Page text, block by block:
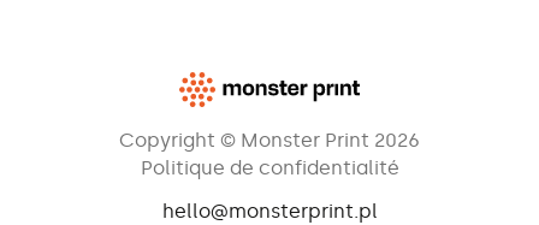
Copyright © Monster Print 2026
Politique de confidentialité
hello@monsterprint.pl